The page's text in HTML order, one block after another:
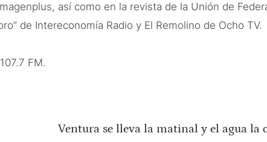
así como en la revista de la Unión de
de Intereconomía Radio y El Remolino de Ocho TV.
FM.
Ventura se lleva la matinal y el agua la